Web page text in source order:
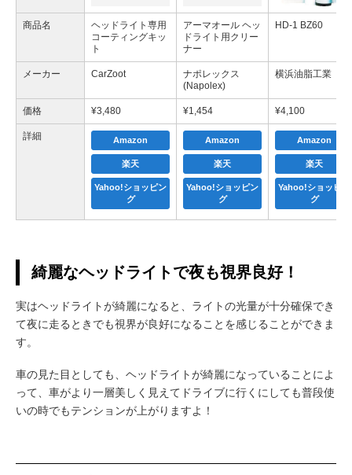
商品名
ヘッドライト専用
コーティングキッ
ト
アーマオール ヘッ
ドライト用クリー
ナー
HD-1 BZ60
メーカー CarZoot
ナポレックス
(Napolex)
横浜油脂工業
価格 ¥3,480 ¥1,454 ¥4,100
詳細 Amazon
楽天
Yahoo!ショッピン
グ
Amazon
楽天
Yahoo!ショッピン
グ
Amazon
楽天
Yahoo!ショッピン
グ
綺麗なヘッドライトで夜も視界良好！
実はヘッドライトが綺麗になると、ライトの光量が十分確保でき
て夜に走るときでも視界が良好になることを感じることができま
す。
車の見た目としても、ヘッドライトが綺麗になっていることによ
って、車がより一層美しく見えてドライブに行くにしても普段使
いの時でもテンションが上がりますよ！